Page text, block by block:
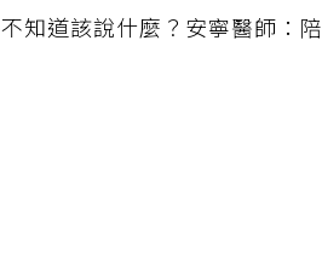
知道該說什麼？安寧醫師：